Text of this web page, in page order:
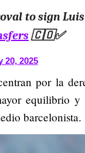
to sign
🇨🇴✅
20, 2025
por la
equilibrio
barcelonista.